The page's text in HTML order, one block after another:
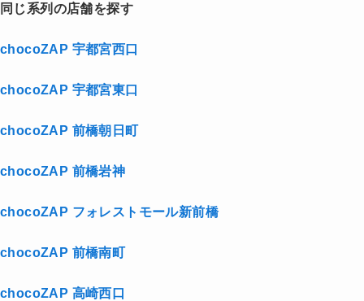
同じ系列の店舗を探す
chocoZAP 宇都宮西口
chocoZAP 宇都宮東口
chocoZAP 前橋朝日町
chocoZAP 前橋岩神
chocoZAP フォレストモール新前橋
chocoZAP 前橋南町
chocoZAP 高崎西口